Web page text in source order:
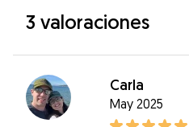
3 valoraciones
Carla
May 2025